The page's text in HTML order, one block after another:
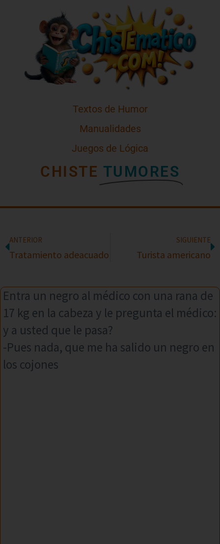
Textos de Humor
Manualidades
Juegos de Lógica
CHISTE TUMORES
ANTERIOR
Tratamiento adeacuado
SIGUIENTE
Turista americano
Entra un negro al médico con una rana de
17 kg en la cabeza y le pregunta el médico:
y a usted que le pasa?
-Pues nada, que me ha salido un negro en
los cojones